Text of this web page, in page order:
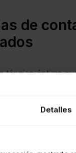
Detalles
de
técnica óptima
del negocio,
prácticas del
que abran